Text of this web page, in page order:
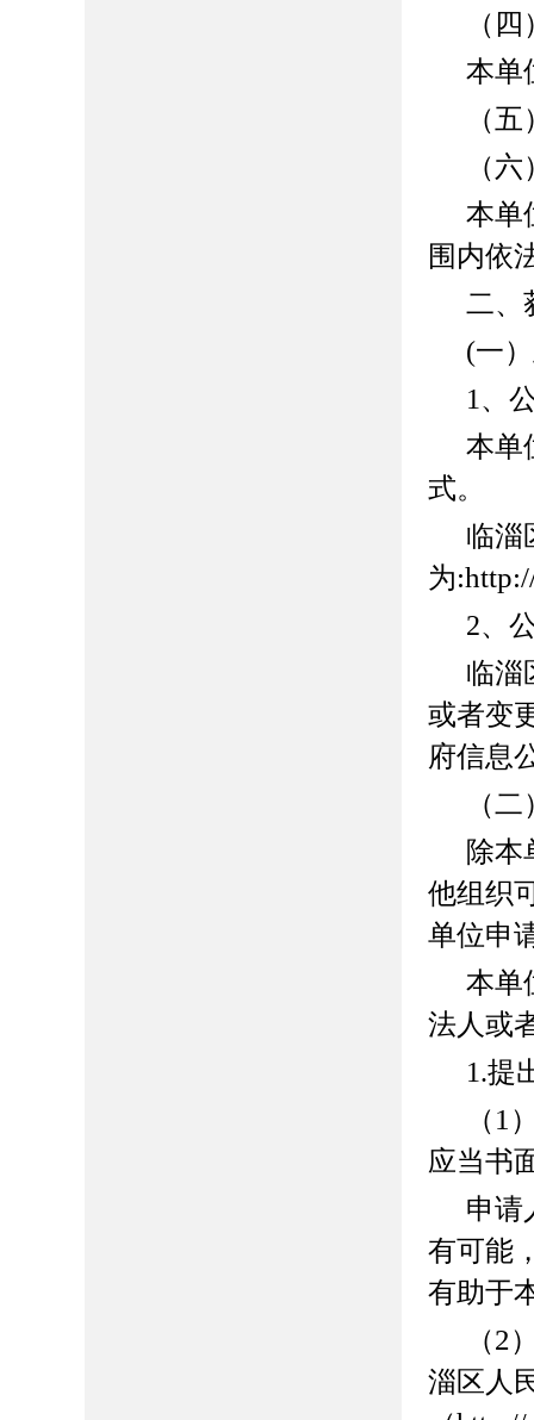
（
本单
（
（
本单
围内依
二、
(一
1、
本单
式。
临淄
为
2、
临淄
或者变
府信息
（
除本
他组织
单位申
本单
法人或
1.提
（1
应当书
申请
有可能
有助于
（2
淄区人